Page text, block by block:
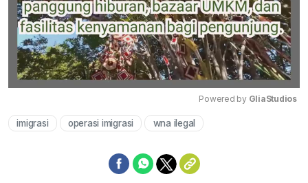
Powered by GliaStudios
imigrasi operasi imigrasi wna ilegal